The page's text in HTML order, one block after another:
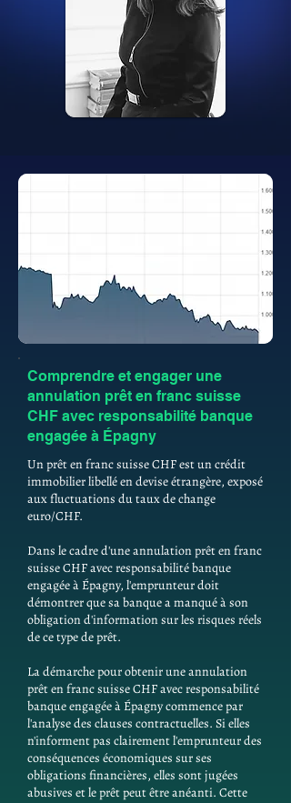
Comprendre et engager une
annulation prêt en franc suisse
CHF avec responsabilité banque
engagée à Épagny
Un prêt en franc suisse CHF est un crédit
immobilier libellé en devise étrangère, exposé
aux fluctuations du taux de change
euro/CHF.
Dans le cadre d'une annulation prêt en franc
suisse CHF avec responsabilité banque
engagée à Épagny, l'emprunteur doit
démontrer que sa banque a manqué à son
obligation d'information sur les risques réels
de ce type de prêt.
La démarche pour obtenir une annulation
prêt en franc suisse CHF avec responsabilité
banque engagée à Épagny commence par
l'analyse des clauses contractuelles. Si elles
n'informent pas clairement l'emprunteur des
conséquences économiques sur ses
obligations financières, elles sont jugées
abusives et le prêt peut être anéanti. Cette